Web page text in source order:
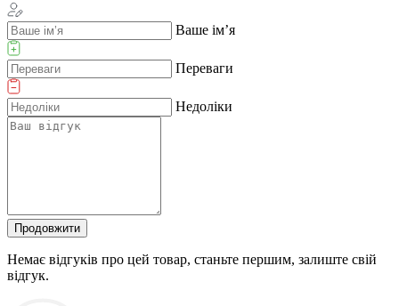
Ваше ім’я
Переваги
Недоліки
Продовжити
Немає відгуків про цей товар, станьте першим, залиште свій
відгук.